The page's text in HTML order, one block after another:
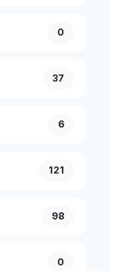
0
37
6
121
98
0